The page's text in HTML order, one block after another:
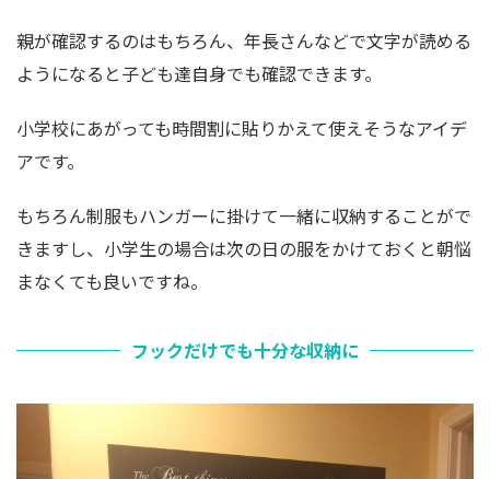
親が確認するのはもちろん、年長さんなどで文字が読める
ようになると子ども達自身でも確認できます。
小学校にあがっても時間割に貼りかえて使えそうなアイデ
アです。
もちろん制服もハンガーに掛けて一緒に収納することがで
きますし、小学生の場合は次の日の服をかけておくと朝悩
まなくても良いですね。
フックだけでも十分な収納に